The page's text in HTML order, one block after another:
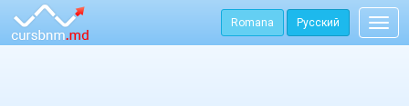
Romana Русский